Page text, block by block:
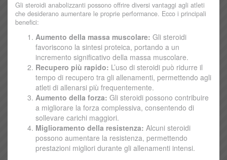
Gli steroidi anabolizzanti possono offrire diversi vantaggi agli atleti
che desiderano aumentare le proprie performance. Ecco i principali
benefici:
Aumento della massa muscolare: Gli steroidi
favoriscono la sintesi proteica, portando a un
incremento significativo della massa muscolare.
Recupero più rapido: L’uso di steroidi può ridurre il
tempo di recupero tra gli allenamenti, permettendo agli
atleti di allenarsi più frequentemente.
Aumento della forza: Gli steroidi possono contribuire
a migliorare la forza complessiva, consentendo di
sollevare carichi maggiori.
Miglioramento della resistenza: Alcuni steroidi
possono aumentare la resistenza, permettendo
prestazioni migliori durante gli allenamenti intensi.